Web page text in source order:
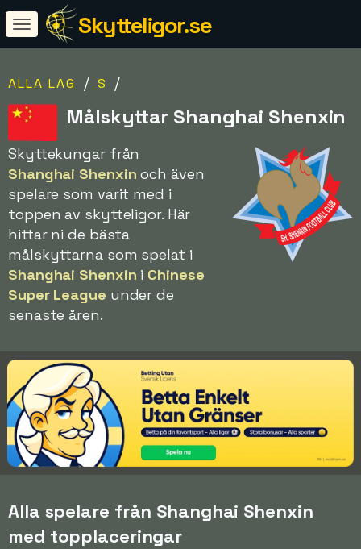
Skytteligor.se
ALLA LAG / S /
Målskyttar Shanghai Shenxin
Skyttekungar från
Shanghai Shenxin och även
spelare som varit med i
toppen av skytteligor. Här
hittar ni de bästa
målskyttarna som spelat i
Shanghai Shenxin i Chinese
Super League under de
senaste åren.
Alla spelare från Shanghai Shenxin
med topplaceringar